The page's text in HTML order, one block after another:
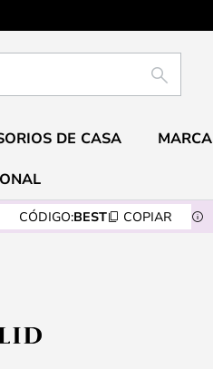
BUSCAR
DE CASA
CÓDIGO:BEST COPIAR